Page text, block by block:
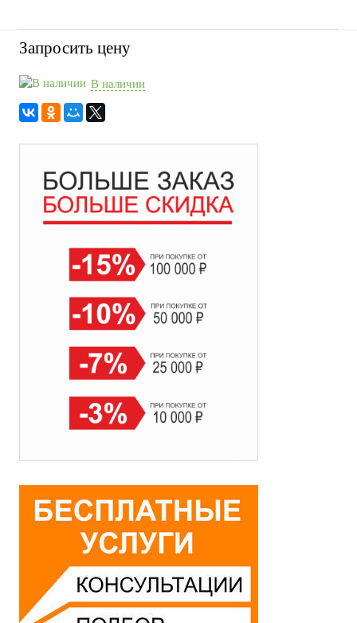
Запросить цену
В наличии